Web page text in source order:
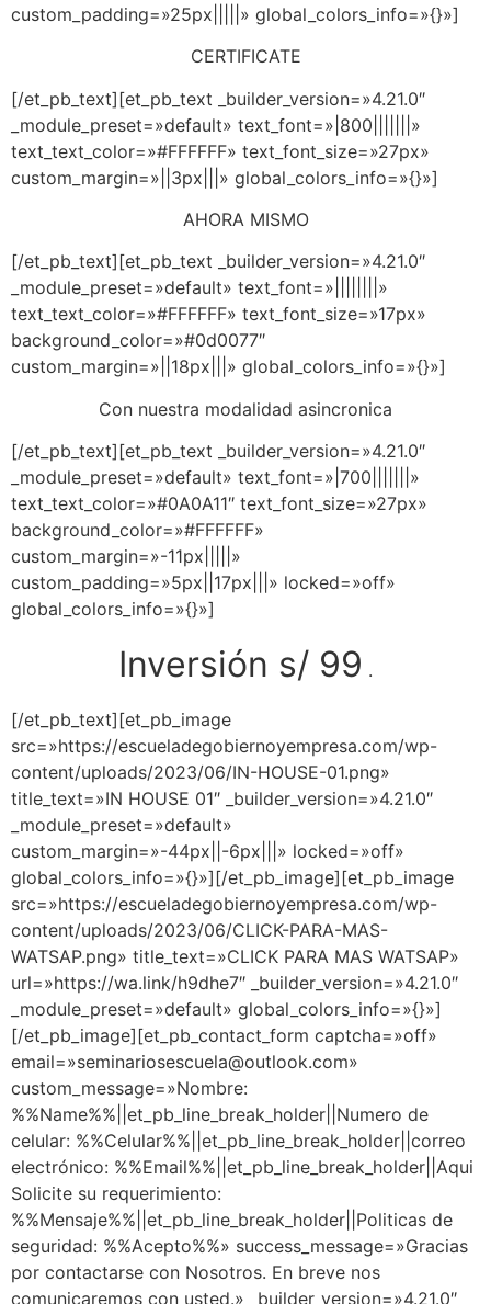
custom_padding=»25px|||||» global_colors_info=»{}»]
CERTIFICATE
[/et_pb_text][et_pb_text _builder_version=»4.21.0″
_module_preset=»default» text_font=»|800|||||||»
text_text_color=»#FFFFFF» text_font_size=»27px»
custom_margin=»||3px|||» global_colors_info=»{}»]
AHORA MISMO
[/et_pb_text][et_pb_text _builder_version=»4.21.0″
_module_preset=»default» text_font=»||||||||»
text_text_color=»#FFFFFF» text_font_size=»17px»
background_color=»#0d0077″
custom_margin=»||18px|||» global_colors_info=»{}»]
Con nuestra modalidad asincronica
[/et_pb_text][et_pb_text _builder_version=»4.21.0″
_module_preset=»default» text_font=»|700|||||||»
text_text_color=»#0A0A11″ text_font_size=»27px»
background_color=»#FFFFFF»
custom_margin=»-11px|||||»
custom_padding=»5px||17px|||» locked=»off»
global_colors_info=»{}»]
Inversión s/ 99 .
[/et_pb_text][et_pb_image
src=»https://escueladegobiernoyempresa.com/wp-
content/uploads/2023/06/IN-HOUSE-01.png»
title_text=»IN HOUSE 01″ _builder_version=»4.21.0″
_module_preset=»default»
custom_margin=»-44px||-6px|||» locked=»off»
global_colors_info=»{}»][/et_pb_image][et_pb_image
src=»https://escueladegobiernoyempresa.com/wp-
content/uploads/2023/06/CLICK-PARA-MAS-
WATSAP.png» title_text=»CLICK PARA MAS WATSAP»
url=»https://wa.link/h9dhe7″ _builder_version=»4.21.0″
_module_preset=»default» global_colors_info=»{}»]
[/et_pb_image][et_pb_contact_form captcha=»off»
email=»seminariosescuela@outlook.com»
custom_message=»Nombre:
%%Name%%||et_pb_line_break_holder||Numero de
celular: %%Celular%%||et_pb_line_break_holder||correo
electrónico: %%Email%%||et_pb_line_break_holder||Aqui
Solicite su requerimiento:
%%Mensaje%%||et_pb_line_break_holder||Politicas de
seguridad: %%Acepto%%» success_message=»Gracias
por contactarse con Nosotros. En breve nos
comunicaremos con usted.» _builder_version=»4.21.0″